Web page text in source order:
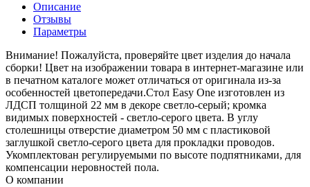
Описание
Отзывы
Параметры
Внимание! Пожалуйста, проверяйте цвет изделия до начала
сборки! Цвет на изображении товара в интернет-магазине или
в печатном каталоге может отличаться от оригинала из-за
особенностей цветопередачи.Стол Easy One изготовлен из
ЛДСП толщиной 22 мм в декоре светло-серый; кромка
видимых поверхностей - светло-серого цвета. В углу
столешницы отверстие диаметром 50 мм с пластиковой
заглушкой светло-серого цвета для прокладки проводов.
Укомплектован регулируемыми по высоте подпятниками, для
компенсации неровностей пола.
О компании